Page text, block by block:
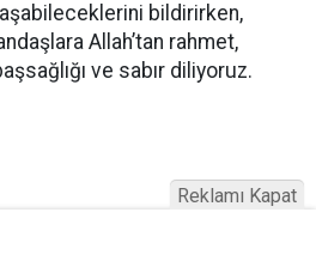
bildirirken,
Allah’tan rahmet,
ve sabır diliyoruz.
Reklamı Kapat